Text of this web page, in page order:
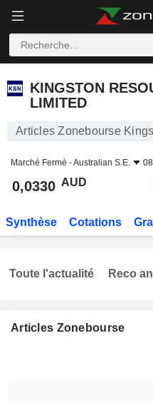
KINGSTON
LIMITED
Articles Zonebourse
Marché Fermé -Australian S.E.
0,0330 AUD
Synthèse Cotations
Articles Zonebourse
Toute l'actualité Reco